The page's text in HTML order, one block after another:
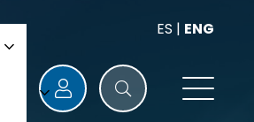
ES | ENG